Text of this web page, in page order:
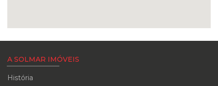
A SOLMAR IMÓVEIS
História